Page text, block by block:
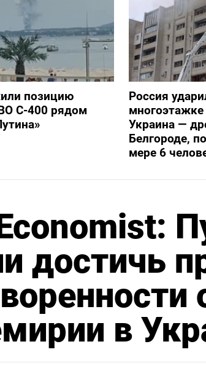
позицию
С-400 рядом
Россия
Украина —
Белгороде,
мере 6
достичь
в